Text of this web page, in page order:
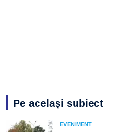
Pe același subiect
EVENIMENT